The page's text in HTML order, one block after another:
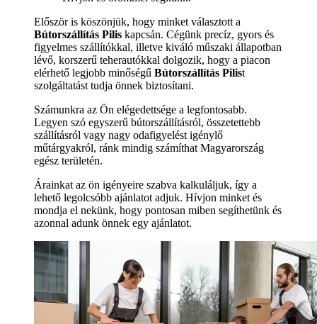
Először is köszönjük, hogy minket választott a
Bútorszállítás Pilis kapcsán. Cégünk precíz, gyors és
figyelmes szállítókkal, illetve kiváló műszaki állapotban
lévő, korszerű teherautókkal dolgozik, hogy a piacon
elérhető legjobb minőségű Bútorszállítás Pilist
szolgáltatást tudja önnek biztosítani.
Számunkra az Ön elégedettsége a legfontosabb.
Legyen szó egyszerű bútorszállításról, összetettebb
szállításról vagy nagy odafigyelést igénylő
műtárgyakról, ránk mindig számíthat Magyarország
egész területén.
Árainkat az ön igényeire szabva kalkuláljuk, így a
lehető legolcsóbb ajánlatot adjuk. Hívjon minket és
mondja el nekünk, hogy pontosan miben segíthetünk és
azonnal adunk önnek egy ajánlatot.